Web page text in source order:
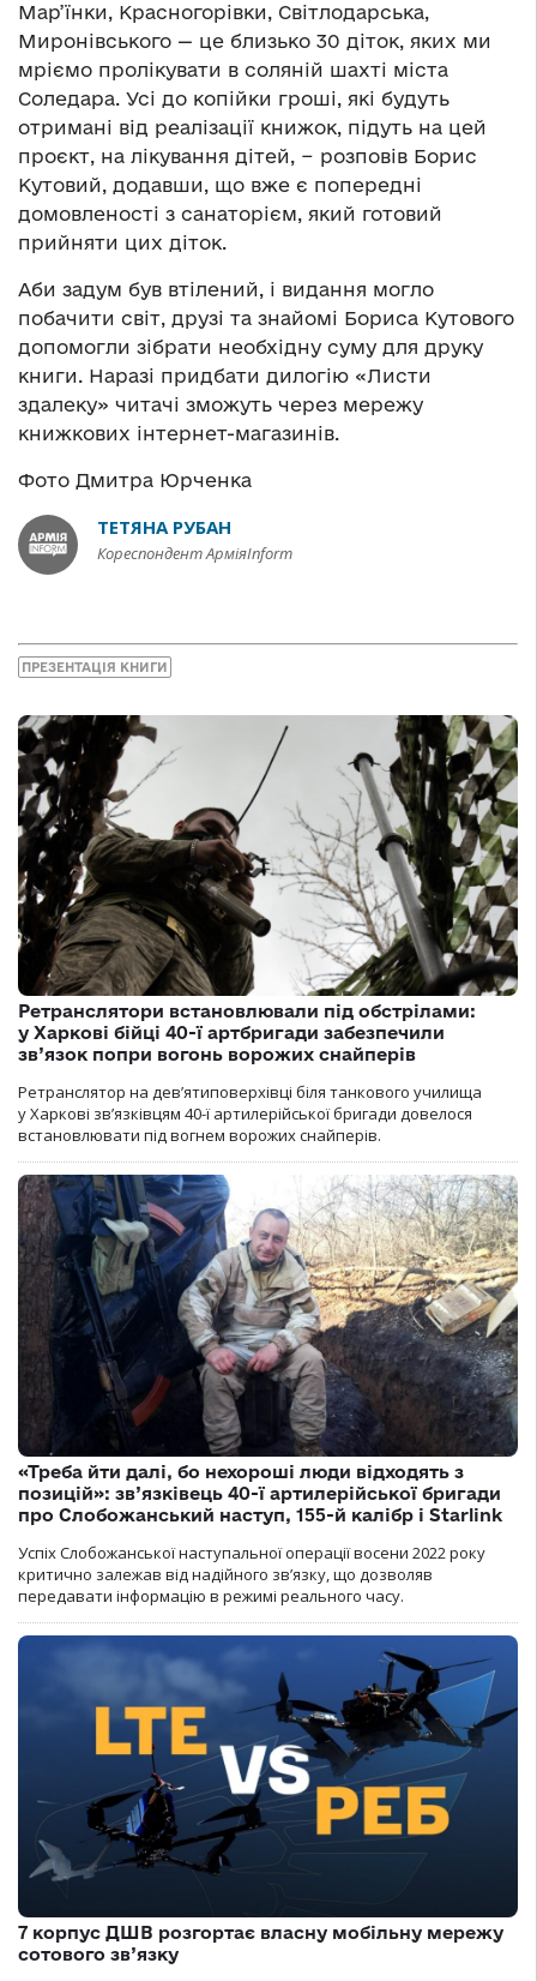
Мар’їнки, Красногорівки, Світлодарська,
Миронівського — це близько 30 діток, яких ми
мріємо пролікувати в соляній шахті міста
Соледара. Усі до копійки гроші, які будуть
отримані від реалізації книжок, підуть на цей
проєкт, на лікування дітей, − розповів Борис
Кутовий, додавши, що вже є попередні
домовленості з санаторієм, який готовий
прийняти цих діток.
Аби задум був втілений, і видання могло
побачити світ, друзі та знайомі Бориса Кутового
допомогли зібрати необхідну суму для друку
книги. Наразі придбати дилогію «Листи
здалеку» читачі зможуть через мережу
книжкових інтернет-магазинів.
Фото Дмитра Юрченка
ТЕТЯНА РУБАН
Кореспондент АрміяInform
ПРЕЗЕНТАЦІЯ КНИГИ
Ретранслятори встановлювали під обстрілами:
у Харкові бійці 40-ї артбригади забезпечили
зв’язок попри вогонь ворожих снайперів
Ретранслятор на дев’ятиповерхівці біля танкового училища
у Харкові зв’язківцям 40-ї артилерійської бригади довелося
встановлювати під вогнем ворожих снайперів.
«Треба йти далі, бо нехороші люди відходять з
позицій»: зв’язківець 40-ї артилерійської бригади
про Слобожанський наступ, 155-й калібр і Starlink
Успіх Слобожанської наступальної операції восени 2022 року
критично залежав від надійного зв’язку, що дозволяв
передавати інформацію в режимі реального часу.
7 корпус ДШВ розгортає власну мобільну мережу
сотового зв’язку